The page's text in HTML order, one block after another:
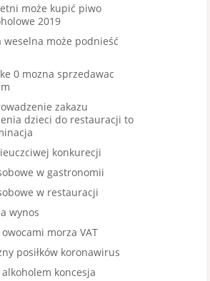
może kupić piwo
2019
weselna może podnieść
0 mozna sprzedawac
zakazu
dzieci do restauracji to
konkurecji
w gastronomii
w restauracji
wynos
morza VAT
posiłków koronawirus
koncesja